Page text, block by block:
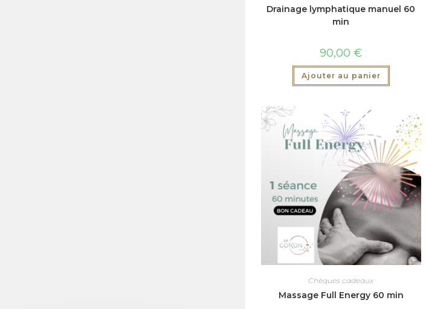
Drainage lymphatique manuel 60
min
90,00 €
Ajouter au panier
Chèques cadeaux
Massage Full Energy 60 min